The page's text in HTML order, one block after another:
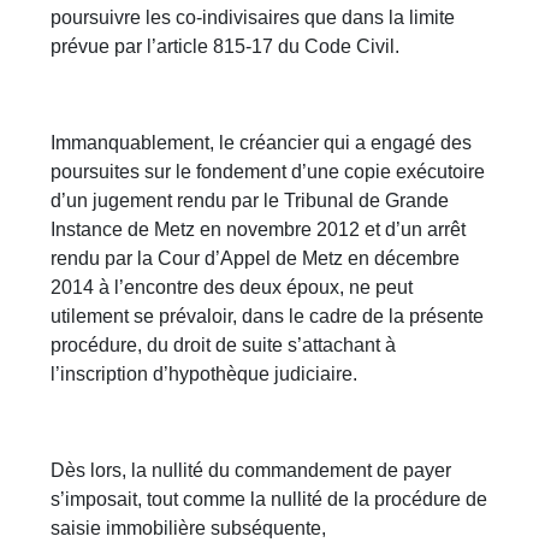
poursuivre les co-indivisaires que dans la limite
prévue par l’article 815-17 du Code Civil.
Immanquablement, le créancier qui a engagé des
poursuites sur le fondement d’une copie exécutoire
d’un jugement rendu par le Tribunal de Grande
Instance de Metz en novembre 2012 et d’un arrêt
rendu par la Cour d’Appel de Metz en décembre
2014 à l’encontre des deux époux, ne peut
utilement se prévaloir, dans le cadre de la présente
procédure, du droit de suite s’attachant à
l’inscription d’hypothèque judiciaire.
Dès lors, la nullité du commandement de payer
s’imposait, tout comme la nullité de la procédure de
saisie immobilière subséquente,